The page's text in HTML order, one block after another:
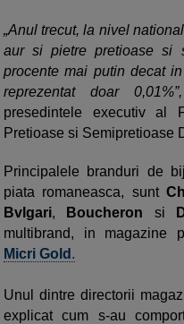
„Anul trecut, la nivel
aur si pietre pretioase si
procente mai putin decat
reprezentat doar 0,01%”,
presedintele executiv al
Pretioase si Semipretioase
Principalele branduri de
piata romaneasca, sunt
Bvlgari, Boucheron si
multibrand, in magazine
Micri Gold .
Unul dintre directorii
explicat cum s-au